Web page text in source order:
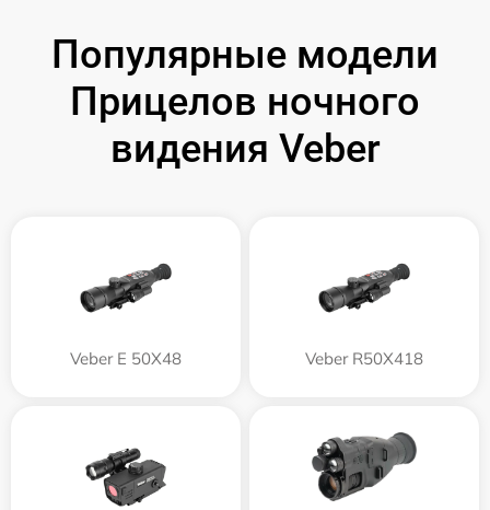
Популярные модели
Прицелов ночного
видения Veber
Veber E 50X48 Veber R50X418